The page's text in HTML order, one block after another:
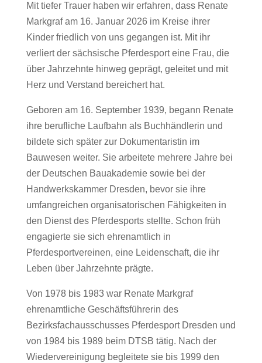
Mit tiefer Trauer haben wir erfahren, dass Renate
Markgraf am 16. Januar 2026 im Kreise ihrer
Kinder friedlich von uns gegangen ist. Mit ihr
verliert der sächsische Pferdesport eine Frau, die
über Jahrzehnte hinweg geprägt, geleitet und mit
Herz und Verstand bereichert hat.
Geboren am 16. September 1939, begann Renate
ihre berufliche Laufbahn als Buchhändlerin und
bildete sich später zur Dokumentaristin im
Bauwesen weiter. Sie arbeitete mehrere Jahre bei
der Deutschen Bauakademie sowie bei der
Handwerkskammer Dresden, bevor sie ihre
umfangreichen organisatorischen Fähigkeiten in
den Dienst des Pferdesports stellte. Schon früh
engagierte sie sich ehrenamtlich in
Pferdesportvereinen, eine Leidenschaft, die ihr
Leben über Jahrzehnte prägte.
Von 1978 bis 1983 war Renate Markgraf
ehrenamtliche Geschäftsführerin des
Bezirksfachausschusses Pferdesport Dresden und
von 1984 bis 1989 beim DTSB tätig. Nach der
Wiedervereinigung begleitete sie bis 1999 den